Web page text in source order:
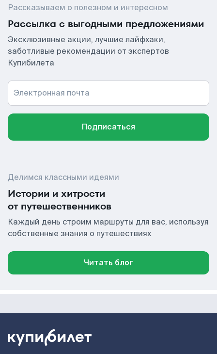
Рассказываем о полезном и интересном
Рассылка с выгодными предложениями
Эксклюзивные акции, лучшие лайфхаки,
заботливые рекомендации от экспертов
Купибилета
Электронная почта
Подписаться
Делимся классными идеями
Истории и хитрости
от путешественников
Каждый день строим маршруты для вас, используя
собственные знания о путешествиях
Читать блог